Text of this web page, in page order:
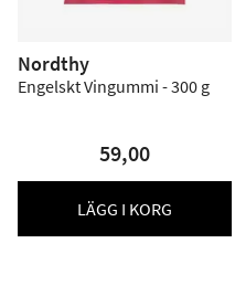
Nordthy
Engelskt Vingummi - 300 g
59,00
LÄGG I KORG